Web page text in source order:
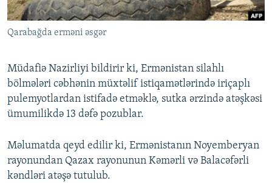
İNFOQRAFIKA
KARIKATURA
AZƏRBAYCAN ƏDƏBIYYATI KITABXANASI
İSLAM VƏ DEMOKRATIYA
MISSIYAMIZ
PEŞƏ ETIKASI VƏ JURNALISTIKA STANDARTLARIMIZ
AZADLIQRADIOSU MOBIL TELEFONUNUZDA
BIZIMLƏ ƏLAQƏ
XƏBƏR BÜLLETENLƏRIMIZ
BIZI IZLƏ
RFE/RL-in bütün saytları
Qarabağda erməni əsgər
Müdafiə Nazirliyi bildirir ki, Ermənistan silahlı
bölmələri cəbhənin müxtəlif istiqamətlərində iriçaplı
pulemyotlardan istifadə etməklə, sutka ərzində atəşkəsi
ümumilikdə 13 dəfə pozublar.
Məlumatda qeyd edilir ki, Ermənistanın Noyemberyan
rayonundan Qazax rayonunun Kəmərli və Balacəfərli
kəndləri atəşə tutulub.